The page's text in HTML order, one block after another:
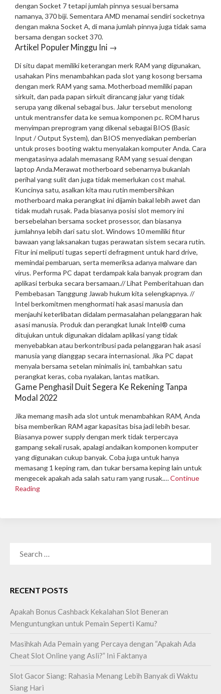
dengan Socket 7 tetapi jumlah pinnya sesuai bersama
namanya, 370 biji. Sementara AMD menamai sendiri socketnya
dengan makna Socket A, di mana jumlah pinnya juga tidak sama
bersama dengan socket 370.
Artikel Populer Minggu Ini →
Di situ dapat memiliki keterangan merk RAM yang digunakan,
usahakan Pins menambahkan pada slot yang kosong bersama
dengan merk RAM yang sama. Motherboad memiliki papan
sirkuit, dan pada papan sirkuit dirancang jalur yang tidak
serupa yang dikenal sebagai bus. Jalur tersebut menolong
untuk mentransfer data ke semua komponen pc. ROM harus
menyimpan preprogram yang dikenal sebagai BIOS (Basic
Input / Output System), dan BIOS menyediakan pemberian
untuk proses booting waktu menyalakan komputer Anda. Cara
mengatasinya adalah memasang RAM yang sesuai dengan
laptop Anda.Merawat motherboard sebenarnya bukanlah
perihal yang sulit dan juga tidak memerlukan cost mahal.
Kuncinya satu, asalkan kita mau rutin membersihkan
motherboard maka perangkat ini dijamin bakal lebih awet dan
tidak mudah rusak. Pada biasanya posisi slot memory ini
bersebelahan bersama socket prosessor, dan biasanya
jumlahnya lebih dari satu slot. Windows 10 memiliki fitur
bawaan yang laksanakan tugas perawatan sistem secara rutin.
Fitur ini meliputi tugas seperti defragment untuk hard drive,
memindai pembaruan, serta memeriksa adanya malware dan
virus. Performa PC dapat terdampak kala banyak program dan
aplikasi terbuka secara bersamaan.// Lihat Pemberitahuan dan
Pembebasan Tanggung Jawab hukum kita selengkapnya. //
Intel berkomitmen menghormati hak asasi manusia dan
menjauhi keterlibatan didalam permasalahan pelanggaran hak
asasi manusia. Produk dan perangkat lunak Intel® cuma
ditujukan untuk digunakan didalam aplikasi yang tidak
menyebabkan atau berkontribusi pada pelanggaran hak asasi
manusia yang dianggap secara internasional. Jika PC dapat
menyala bersama setelan minimalis ini, tambahkan satu
perangkat keras, coba nyalakan, lantas matikan.
Game Penghasil Duit Segera Ke Rekening Tanpa
Modal 2022
Jika memang masih ada slot untuk menambahkan RAM, Anda
bisa memberikan RAM agar kapasitas bisa jadi lebih besar.
Biasanya power supply dengan merk tidak terpercaya
gampang sekali rusak, apalagi andaikan komponen komputer
yang digunakan cukup banyak. Coba juga untuk hanya
memasang 1 keping ram, dan tukar bersama keping lain untuk
mengecek apakah ada salah satu ram yang rusak.…Continue
Reading
RECENT POSTS
Apakah Bonus Cashback Kekalahan Slot Beneran
Menguntungkan untuk Pemain Seperti Kamu?
Masihkah Ada Pemain yang Percaya dengan “Apakah Ada
Cheat Slot Online yang Asli?” Ini Faktanya
Slot Gacor Siang: Rahasia Menang Lebih Banyak di Waktu
Siang Hari